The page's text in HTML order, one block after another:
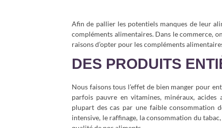
Afin de pallier les potentiels manques de leur
compléments alimentaires. Dans le commerce,
raisons d’opter pour les compléments
DES PRODUITS
Nous faisons tous l’effet de bien manger pour
parfois pauvre en vitamines, minéraux,
plupart des cas par une faible consommation
intensive, le raffinage, la consommation du